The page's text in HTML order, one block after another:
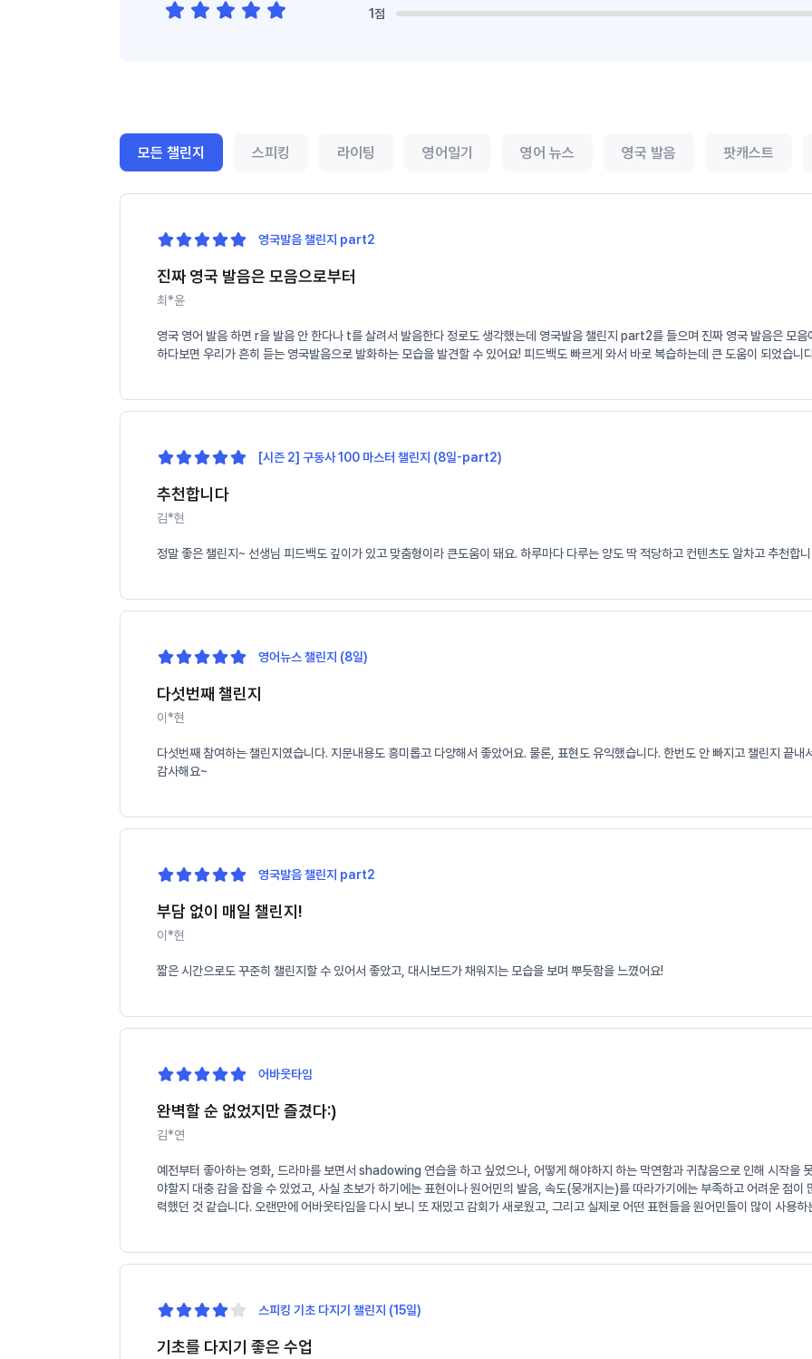
1점
모든 챌린지 스피킹 라이팅 영어일기 영어 뉴스 영국 발음 팟캐스트
영국발음 챌린지 part2
진짜 영국 발음은 모음으로부터
최*윤
영국 영어 발음 하면 r을 발음 안 한다나 t를 살려서 발음한다 정로도 생각했는데 영국발음 챌린지 part2를 들으며 진짜 영국 발음은 모
하다보면 우리가 흔히 듣는 영국발음으로 발화하는 모습을 발견할 수 있어요! 피드백도 빠르게 와서 바로 복습하는데 큰 도움이 되었습니
[시즌 2] 구동사 100 마스터 챌린지 (8일-part2)
추천합니다
김*현
정말 좋은 챌린지~ 선생님 피드백도 깊이가 있고 맞춤형이라 큰도움이 돼요. 하루마다 다루는 양도 딱 적당하고 컨텐츠도 알차고 추천합
영어뉴스 챌린지 (8일)
다섯번째 챌린지
이*현
다섯번째 참여하는 챌린지였습니다. 지문내용도 흥미롭고 다양해서 좋았어요. 물론, 표현도 유익했습니다. 한번도 안 빠지고 챌린지 끝
감사해요~
영국발음 챌린지 part2
부담 없이 매일 챌린지!
이*현
짧은 시간으로도 꾸준히 챌린지할 수 있어서 좋았고, 대시보드가 채워지는 모습을 보며 뿌듯함을 느꼈어요!
어바웃타임
완벽할 순 없었지만 즐겼다:)
김*연
예전부터 좋아하는 영화, 드라마를 보면서 shadowing 연습을 하고 싶었으나, 어떻게 해야하지 하는 막연함과 귀찮음으로 인해 시작을
야할지 대충 감을 잡을 수 있었고, 사실 초보가 하기에는 표현이나 원어민의 발음, 속도(뭉개지는)를 따라가기에는 부족하고 어려운 점이
력했던 것 같습니다. 오랜만에 어바웃타임을 다시 보니 또 재밌고 감회가 새로웠고, 그리고 실제로 어떤 표현들을 원어민들이 많이 사용
스피킹 기초 다지기 챌린지 (15일)
기초를 다지기 좋은 수업